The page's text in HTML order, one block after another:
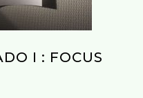
I : FOCUS